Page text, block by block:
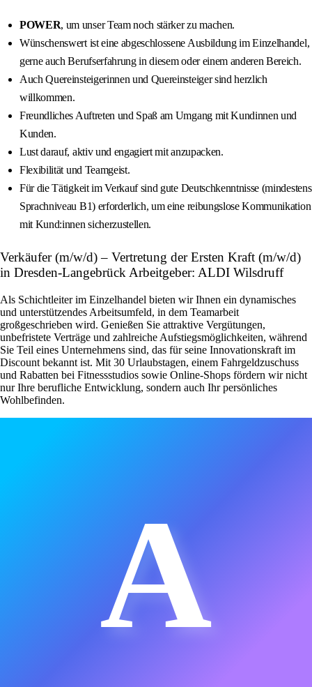
POWER, um unser Team noch stärker zu machen.
Wünschenswert ist eine abgeschlossene Ausbildung im Einzelhandel,
gerne auch Berufserfahrung in diesem oder einem anderen Bereich.
Auch Quereinsteigerinnen und Quereinsteiger sind herzlich
willkommen.
Freundliches Auftreten und Spaß am Umgang mit Kundinnen und
Kunden.
Lust darauf, aktiv und engagiert mit anzupacken.
Flexibilität und Teamgeist.
Für die Tätigkeit im Verkauf sind gute Deutschkenntnisse (mindestens
Sprachniveau B1) erforderlich, um eine reibungslose Kommunikation
mit Kund:innen sicherzustellen.
Verkäufer (m/w/d) – Vertretung der Ersten Kraft (m/w/d)
in Dresden-Langebrück Arbeitgeber: ALDI Wilsdruff
Als Schichtleiter im Einzelhandel bieten wir Ihnen ein dynamisches
und unterstützendes Arbeitsumfeld, in dem Teamarbeit
großgeschrieben wird. Genießen Sie attraktive Vergütungen,
unbefristete Verträge und zahlreiche Aufstiegsmöglichkeiten, während
Sie Teil eines Unternehmens sind, das für seine Innovationskraft im
Discount bekannt ist. Mit 30 Urlaubstagen, einem Fahrgeldzuschuss
und Rabatten bei Fitnessstudios sowie Online-Shops fördern wir nicht
nur Ihre berufliche Entwicklung, sondern auch Ihr persönliches
Wohlbefinden.
A